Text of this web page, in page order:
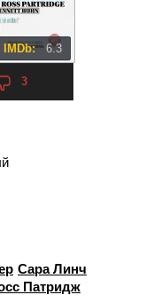
IMDb: 6.3
3
Сара Линч
Патридж